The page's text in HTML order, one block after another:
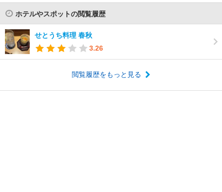
ホテルやスポットの閲覧履歴
せとうち料理 春秋
3.26
閲覧履歴をもっと見る